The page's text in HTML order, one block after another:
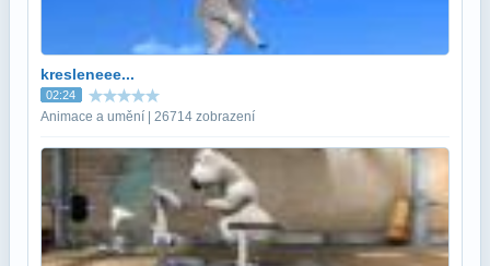
kresleneee...
02:24
Animace a umění | 26714 zobrazení